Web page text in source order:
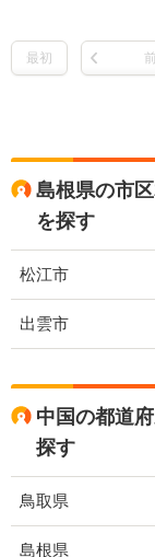
最初
島根県の市
を探す
松江市
出雲市
中国の都道
探す
鳥取県
島根県